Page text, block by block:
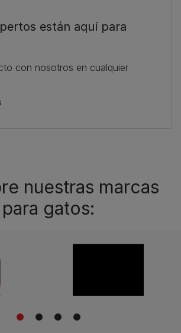
están aquí para
con nosotros en cualquier
nuestras marcas
para gatos:
1 2 3 4